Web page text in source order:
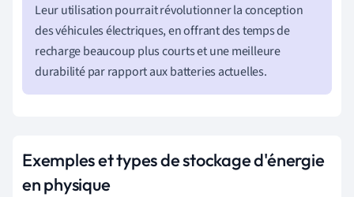
Leur utilisation pourrait révolutionner la conception
des véhicules électriques, en offrant des temps de
recharge beaucoup plus courts et une meilleure
durabilité par rapport aux batteries actuelles.
Exemples et types de stockage d'énergie
en physique